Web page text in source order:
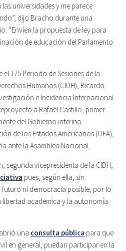
universidades y me parece
dijo Bracho durante una
“Envíen la propuesta de ley para
de educación del Parlamento
175 Periodo de Sesiones de la
Humanos (CIDH), Ricardo
e Incidencia Internacional
a Rafael Castillo, primer
del Gobierno interino
de los Estados Americanos (OEA),
ante la Asamblea Nacional.
segunda vicepresidenta de la CIDH,
pues, según ella, sin
ni democracia posible, por lo
libertad académica y la autonomía
una consulta pública para que
en general, puedan participar en la